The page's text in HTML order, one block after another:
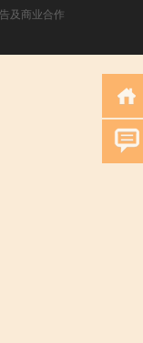
及商业合作